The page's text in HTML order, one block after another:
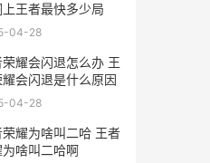
王者最快多少局
04-28
荣耀会闪退怎么办 王
会闪退是什么原因
04-28
荣耀为啥叫二哈 王者
啥叫二哈啊